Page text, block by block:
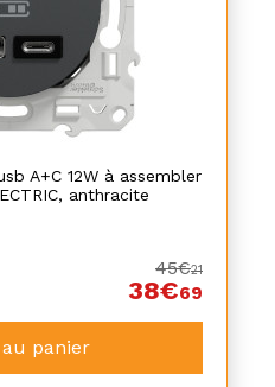
A+C 12W à assembler
anthracite
45€21
38€69
panier